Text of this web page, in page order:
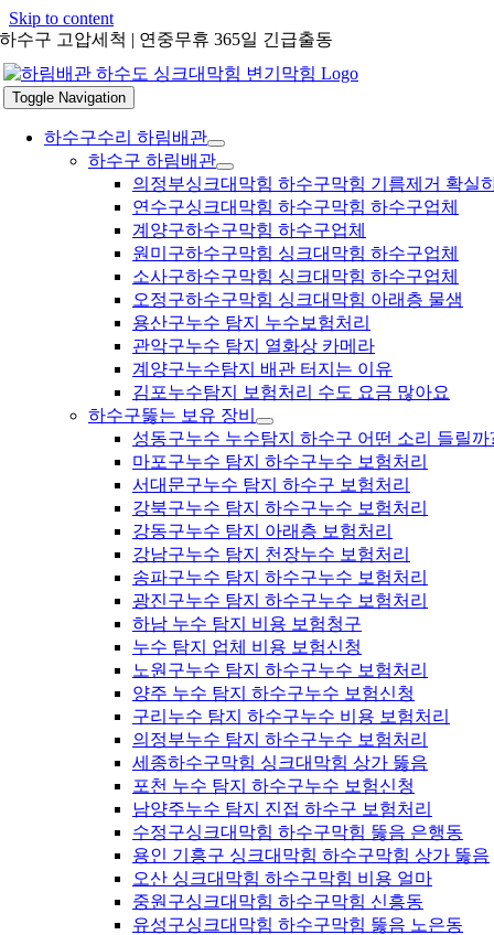
Skip to content
하수구 고압세척 | 연중무휴 365일 긴급출동
Toggle Navigation
하수구수리 하림배관
하수구 하림배관
의정부싱크대막힘 하수구막힘 기름제거 확실
연수구싱크대막힘 하수구막힘 하수구업체
계양구하수구막힘 하수구업체
원미구하수구막힘 싱크대막힘 하수구업체
소사구하수구막힘 싱크대막힘 하수구업체
오정구하수구막힘 싱크대막힘 아래층 물샘
용산구누수 탐지 누수보험처리
관악구누수 탐지 열화상 카메라
계양구누수탐지 배관 터지는 이유
김포누수탐지 보험처리 수도 요금 많아요
하수구뚫는 보유 장비
성동구누수 누수탐지 하수구 어떤 소리 들릴까
마포구누수 탐지 하수구누수 보험처리
서대문구누수 탐지 하수구 보험처리
강북구누수 탐지 하수구누수 보험처리
강동구누수 탐지 아래층 보험처리
강남구누수 탐지 천장누수 보험처리
송파구누수 탐지 하수구누수 보험처리
광진구누수 탐지 하수구누수 보험처리
하남 누수 탐지 비용 보험청구
누수 탐지 업체 비용 보험신청
노원구누수 탐지 하수구누수 보험처리
양주 누수 탐지 하수구누수 보험신청
구리누수 탐지 하수구누수 비용 보험처리
의정부누수 탐지 하수구누수 보험처리
세종하수구막힘 싱크대막힘 상가 뚫음
포천 누수 탐지 하수구누수 보험신청
남양주누수 탐지 진접 하수구 보험처리
수정구싱크대막힘 하수구막힘 뚫음 은행동
용인 기흥구 싱크대막힘 하수구막힘 상가 뚫음
오산 싱크대막힘 하수구막힘 비용 얼마
중원구싱크대막힘 하수구막힘 신흥동
유성구싱크대막힘 하수구막힘 뚫음 노은동